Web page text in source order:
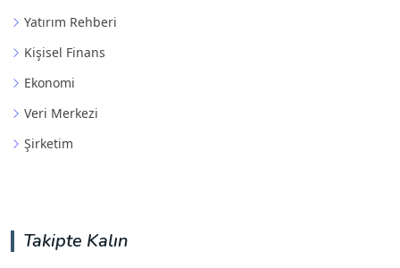
Yatırım Rehberi
Kişisel Finans
Ekonomi
Veri Merkezi
Şirketim
Takipte Kalın